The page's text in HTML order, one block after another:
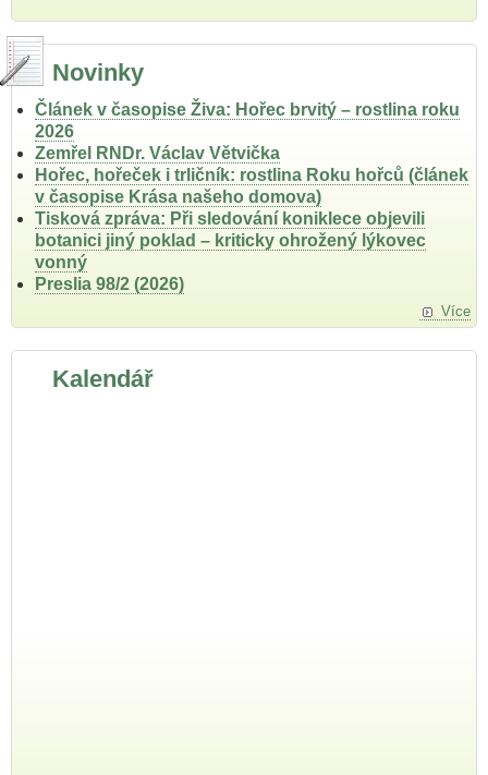
Novinky
Článek v časopise Živa: Hořec brvitý – rostlina roku
2026
Zemřel RNDr. Václav Větvička
Hořec, hořeček i trličník: rostlina Roku hořců (článek
v časopise Krása našeho domova)
Tisková zpráva: Při sledování koniklece objevili
botanici jiný poklad – kriticky ohrožený lýkovec
vonný
Preslia 98/2 (2026)
Více
Kalendář